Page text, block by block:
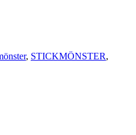
, STICKMÖNSTER,